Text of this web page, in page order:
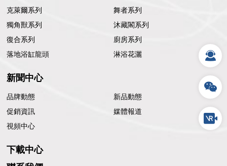
克萊爾系列
舞者系列
獨角獸系列
沐藏閣系列
復合系列
廚房系列
落地浴缸龍頭
淋浴花灑
新聞中心
品牌動態
新品動態
促銷資訊
媒體報道
視頻中心
下載中心